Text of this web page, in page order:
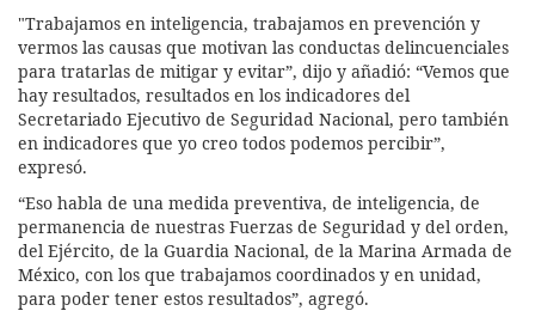
"Trabajamos en inteligencia, trabajamos en prevención y
vermos las causas que motivan las conductas delincuenciales
para tratarlas de mitigar y evitar”, dijo y añadió: “Vemos que
hay resultados, resultados en los indicadores del
Secretariado Ejecutivo de Seguridad Nacional, pero también
en indicadores que yo creo todos podemos percibir”,
expresó.
“Eso habla de una medida preventiva, de inteligencia, de
permanencia de nuestras Fuerzas de Seguridad y del orden,
del Ejército, de la Guardia Nacional, de la Marina Armada de
México, con los que trabajamos coordinados y en unidad,
para poder tener estos resultados”, agregó.